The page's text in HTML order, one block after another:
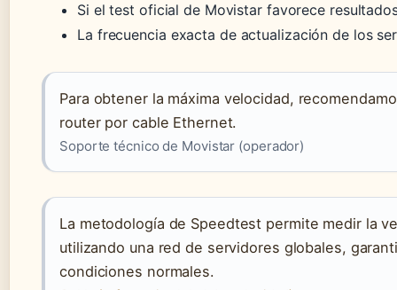
Si el test oficial de Movistar favorece
La frecuencia exacta de actualización de los
Para obtener la máxima velocidad,
router por cable Ethernet.
Soporte técnico de Movistar (operador)
La metodología de Speedtest permite medir la
utilizando una red de servidores globales,
condiciones normales.